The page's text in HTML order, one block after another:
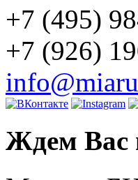
+7 (495)
+7 (926)
Ждем Вас